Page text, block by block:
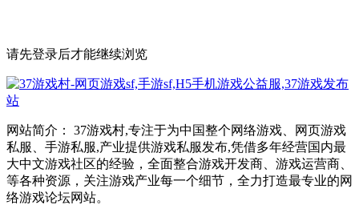
请先登录后才能继续浏览
网站简介： 37游戏村,专注于为中国整个网络游戏、网页游戏
私服、手游私服,产业提供游戏私服发布,凭借多年经营国内最
大中文游戏社区的经验，全面整合游戏开发商、游戏运营商、
等各种资源，关注游戏产业每一个细节，全力打造最专业的网
络游戏论坛网站。